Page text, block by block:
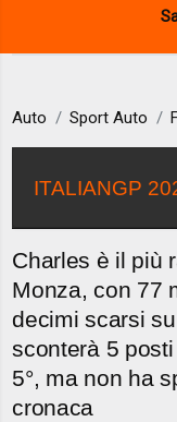
Auto Sport Auto
ITALIANGP
Charles è il più
Monza, con 77
decimi scarsi
sconterà 5
5°, ma non ha
cronaca